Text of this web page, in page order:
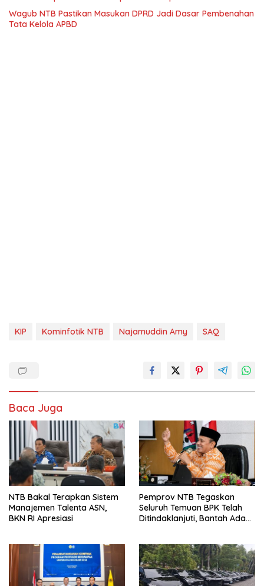
Wagub NTB Pastikan Masukan DPRD Jadi Dasar Pembenahan
Tata Kelola APBD
KIP Kominfotik NTB Najamuddin Amy SAQ
Baca Juga
NTB Bakal Terapkan Sistem
Manajemen Talenta ASN,
BKN RI Apresiasi
Pemprov NTB Tegaskan
Seluruh Temuan BPK Telah
Ditindaklanjuti, Bantah Ada